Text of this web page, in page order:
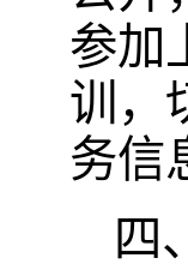
参加
训，
务信
四